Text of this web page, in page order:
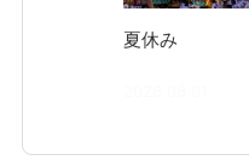
夏休み